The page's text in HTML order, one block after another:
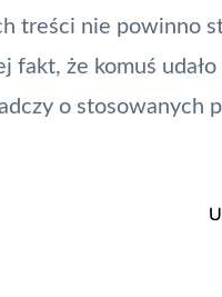
treści nie powinno
że komuś udało
o stosowanych